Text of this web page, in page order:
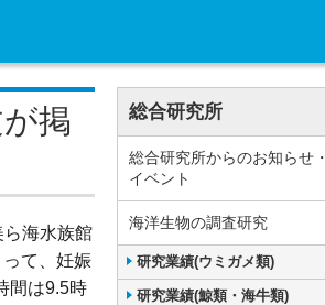
掲
海水族館
て、妊娠
間は9.5時
総合研究所
総合研究所からのお知らせ・
イベント
海洋生物の調査研究
研究業績(ウミガメ類)
研究業績(鯨類・海牛類)